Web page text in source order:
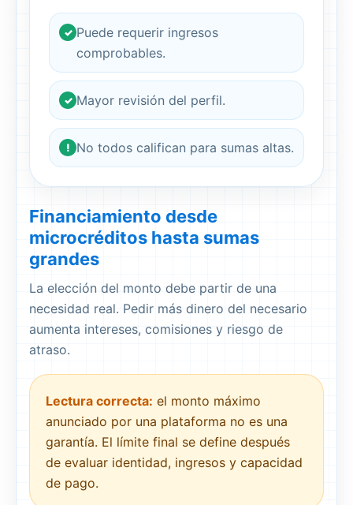
✓ Puede requerir ingresos
comprobables.
✓ Mayor revisión del perfil.
! No todos califican para sumas altas.
Financiamiento desde
microcréditos hasta sumas
grandes
La elección del monto debe partir de una
necesidad real. Pedir más dinero del necesario
aumenta intereses, comisiones y riesgo de
atraso.
Lectura correcta: el monto máximo
anunciado por una plataforma no es una
garantía. El límite final se define después
de evaluar identidad, ingresos y capacidad
de pago.